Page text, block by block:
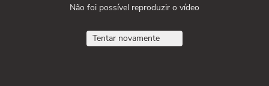
Não foi possível reproduzir o vídeo
Tentar novamente